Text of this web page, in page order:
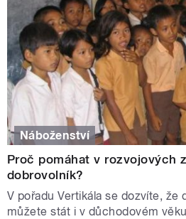
Náboženství
Proč pomáhat v rozvojových
dobrovolník?
V pořadu Vertikála se dozvíte, že
můžete stát i v důchodovém